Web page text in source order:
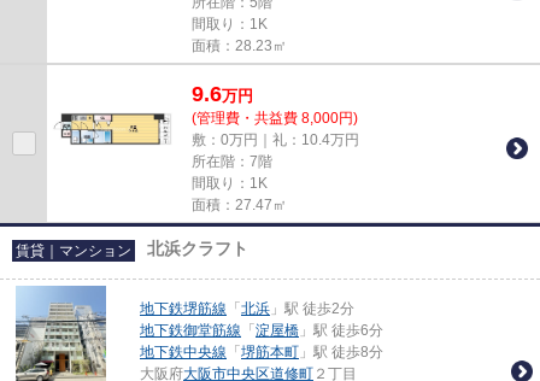
間取り：1K
面積：28.23㎡
9.6万円
(管理費・共益費 8,000円)
敷：0万円｜礼：10.4万円
所在階：7階
間取り：1K
面積：27.47㎡
賃貸｜マンション 北浜クラフト
地下鉄堺筋線 「 北浜 」駅 徒歩2分
地下鉄御堂筋線 「 淀屋橋 」駅 徒歩6分
地下鉄中央線 「 堺筋本町 」駅 徒歩8分
大阪府大阪市中央区道修町 ２丁目